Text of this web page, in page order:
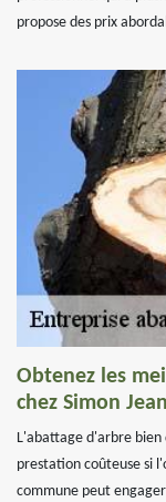
propose des prix
Obtenez les
chez Simon
L'abattage d'arbre bien
prestation coûteuse si
commune peut